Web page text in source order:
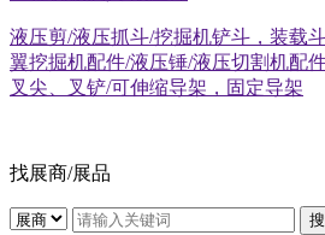
液压剪/液压抓斗/挖掘机铲斗，装载
翼挖掘机配件/液压锤/液压切割机配
叉尖、叉铲/可伸缩导架，固定导架
找展商/展品